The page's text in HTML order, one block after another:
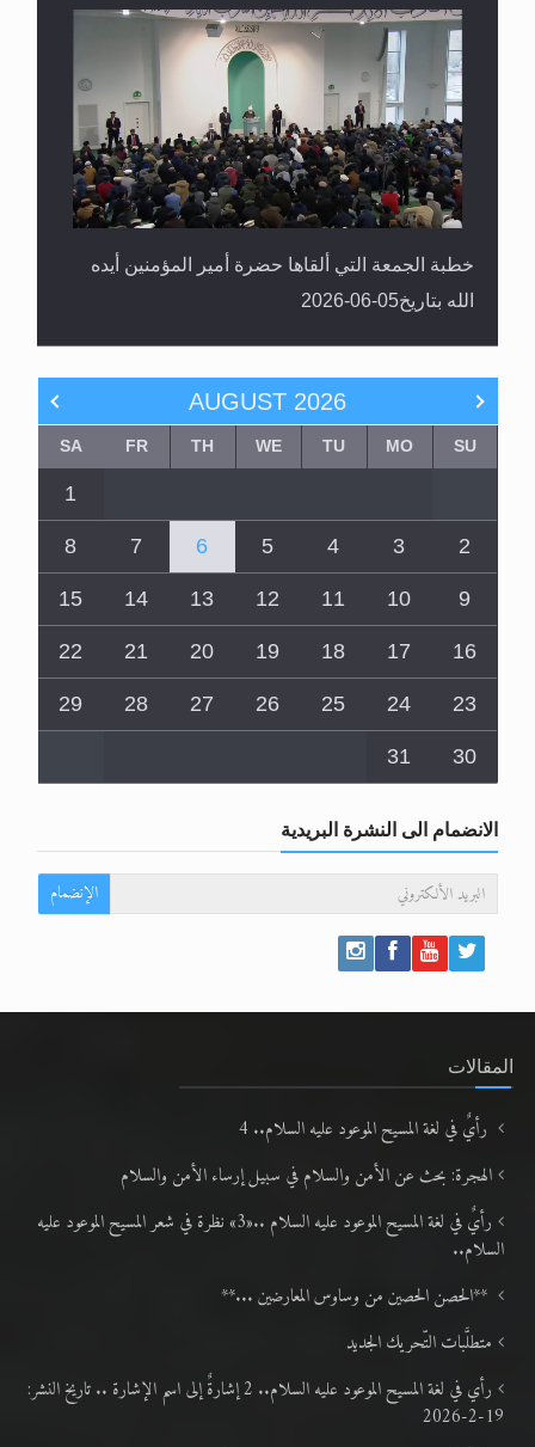
خطبة الجمعة التي ألقاها حضرة أمير المؤمنين أيده
الله بتاريخ05-06-2026
AUGUST 2026
SU
MO
TU
WE
TH
FR
SA
1
2
3
4
5
6
7
8
9
10
11
12
13
14
15
16
17
18
19
20
21
22
23
24
25
26
27
28
29
30
31
الانضمام الى النشرة البريدية
الإنضمام
المقالات
رأيٌ في لغة المسيح الموعود عليه السلام.. 4
الهجرة: بحث عن الأمن والسلام في سبيل إرساء الأمن والسلام
رأيٌ في لغة المسيح الموعود عليه السلام ..«3» نظرة في شعر المسيح الموعود عليه
السلام..
**الحصن الحصين من وساوس المعارضين ...**
متطلَّبات التّحريك الجديد
رأي في لغة المسيح الموعود عليه السلام.. 2 إشارةٌ إلى اسم الإشارة .. تاريخ النشر:
19-2-2026